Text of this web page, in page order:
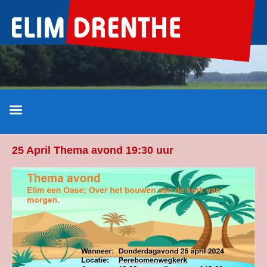
naar
inhoud
25 April Thema avond 19:30 uur